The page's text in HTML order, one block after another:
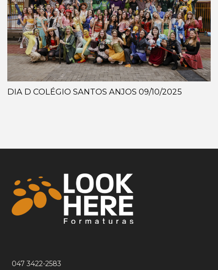
DIA D COLÉGIO SANTOS ANJOS 09/10/2025
047 3422-2583